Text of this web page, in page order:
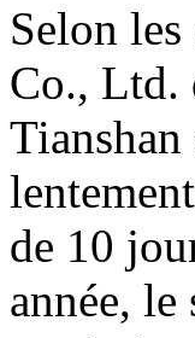
Selon
Co., Ltd.
de 10
année,